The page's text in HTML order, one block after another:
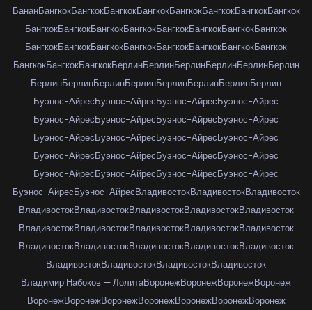
БананБангкокБангкокБангкокБангкокБангкокБангкокБангкокБангкок
БангкокБангкокБангкокБангкокБангкокБангкокБангкокБангкок
БангкокБангкокБангкокБангкокБангкокБангкокБангкокБангкок
БангкокБангкокБангкокБерлинБерлинБерлинБерлинБерлинБерлин
БерлинБерлинБерлинБерлинБерлинБерлинБерлинБерлин
Буэнос-АйресБуэнос-АйресБуэнос-АйресБуэнос-Айрес
Буэнос-АйресБуэнос-АйресБуэнос-АйресБуэнос-Айрес
Буэнос-АйресБуэнос-АйресБуэнос-АйресБуэнос-Айрес
Буэнос-АйресБуэнос-АйресБуэнос-АйресБуэнос-Айрес
Буэнос-АйресБуэнос-АйресБуэнос-АйресБуэнос-Айрес
Буэнос-АйресБуэнос-АйресВладивостокВладивостокВладивосток
ВладивостокВладивостокВладивостокВладивостокВладивосток
ВладивостокВладивостокВладивостокВладивостокВладивосток
ВладивостокВладивостокВладивостокВладивостокВладивосток
ВладивостокВладивостокВладивостокВладивосток
Владимир Набоков — ЛолитаВоронежВоронежВоронежВоронеж
ВоронежВоронежВоронежВоронежВоронежВоронежВоронеж